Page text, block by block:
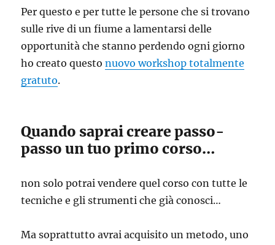
Per questo e per tutte le persone che si trovano
sulle rive di un fiume a lamentarsi delle
opportunità che stanno perdendo ogni giorno
ho creato questonuovo workshop totalmente
gratuto.
Quando saprai creare passo-
passo un tuo primo corso…
non solo potrai vendere quel corso con tutte le
tecniche e gli strumenti che già conosci…
Ma soprattutto avrai acquisito un metodo, uno